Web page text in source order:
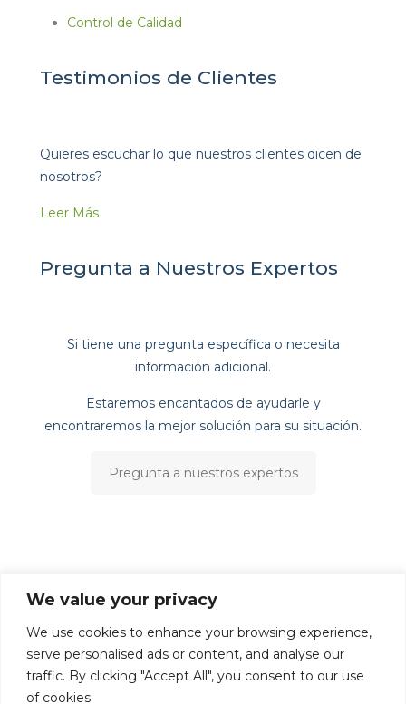
We value your privacy
We use cookies to enhance your browsing experience,
serve personalised ads or content, and analyse our
traffic. By clicking "Accept All", you consent to our use
of cookies.
Control de Calidad
Testimonios de Clientes
Quieres escuchar lo que nuestros clientes dicen de
nosotros?
Leer Más
Pregunta a Nuestros Expertos
Si tiene una pregunta específica o necesita
información adicional.
Estaremos encantados de ayudarle y
encontraremos la mejor solución para su situación.
Pregunta a nuestros expertos
©1992 - 2026 Mata-Turf, Inc . LI004651 BP0006168